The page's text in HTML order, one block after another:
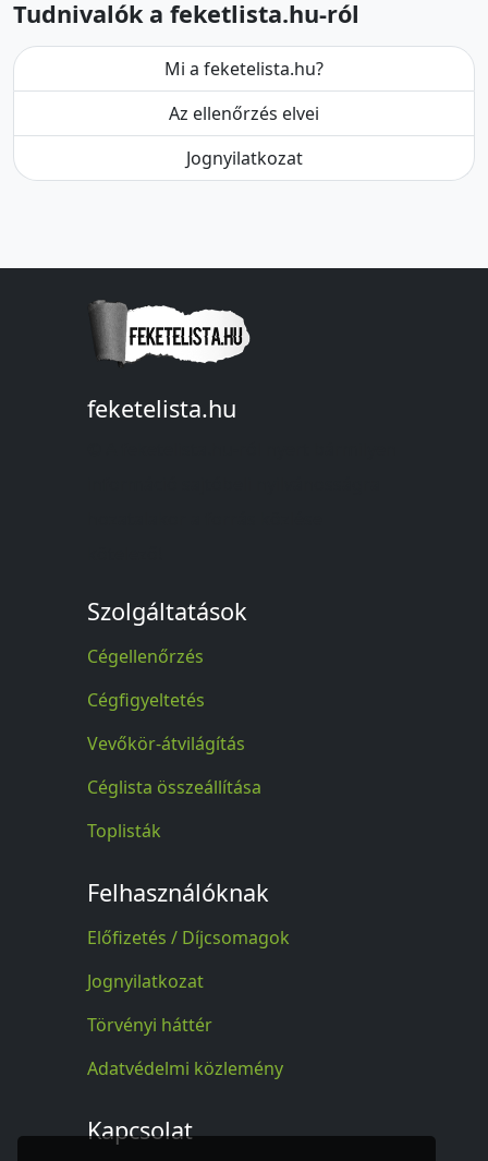
Tudnivalók a feketlista.hu-ról
Mi a feketelista.hu?
Az ellenőrzés elvei
Jognyilatkozat
feketelista.hu
Szolgáltatások
Cégellenőrzés
Cégfigyeltetés
Vevőkör-átvilágítás
Céglista összeállítása
Toplisták
Felhasználóknak
Előfizetés / Díjcsomagok
Jognyilatkozat
Törvényi háttér
Adatvédelmi közlemény
Kapcsolat